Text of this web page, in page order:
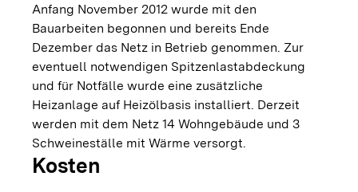
Anfang November 2012 wurde mit den
Bauarbeiten begonnen und bereits Ende
Dezember das Netz in Betrieb genommen. Zur
eventuell notwendigen Spitzenlastabdeckung
und für Notfälle wurde eine zusätzliche
Heizanlage auf Heizölbasis installiert. Derzeit
werden mit dem Netz 14 Wohngebäude und 3
Schweineställe mit Wärme versorgt.
Kosten